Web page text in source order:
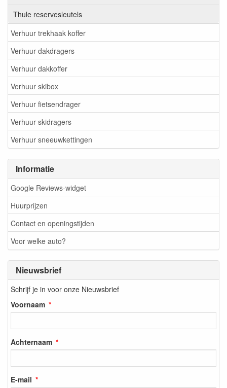
Thule reservesleutels
Verhuur trekhaak koffer
Verhuur dakdragers
Verhuur dakkoffer
Verhuur skibox
Verhuur fietsendrager
Verhuur skidragers
Verhuur sneeuwkettingen
Informatie
Google Reviews-widget
Huurprijzen
Contact en openingstijden
Voor welke auto?
Nieuwsbrief
Schrijf je in voor onze Nieuwsbrief
Voornaam
Achternaam
E-mail